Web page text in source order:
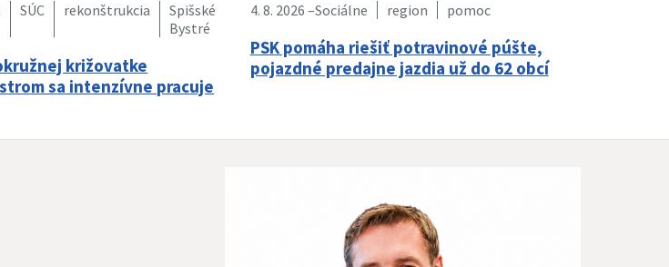
SÚC rekonštrukcia
Spišské
Bystré
križovatke
sa intenzívne pracuje
4. 8. 2026 –Sociálne region pomoc
PSK pomáha riešiť potravinové púšte,
pojazdné predajne jazdia už do 62 obcí